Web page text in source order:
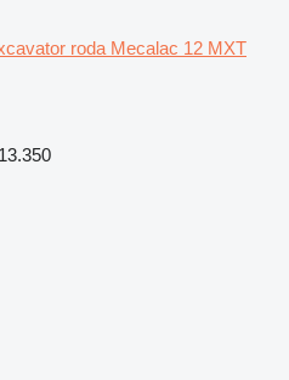
roda Mecalac 12 MXT